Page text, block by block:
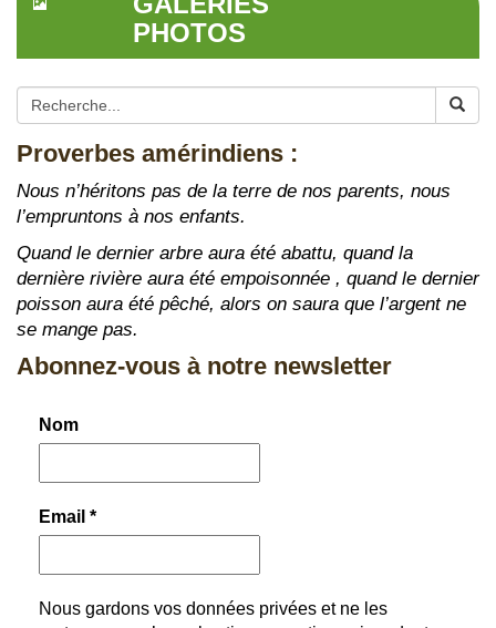
PHOTOS
Proverbes amérindiens :
Nous n’héritons pas de la terre de nos parents, nous
l’empruntons à nos enfants.
Quand le dernier arbre aura été abattu, quand la
dernière rivière aura été empoisonnée , quand le dernier
poisson aura été pêché, alors on saura que l’argent ne
se mange pas.
Abonnez-vous à notre newsletter
Nom
Email *
Nous gardons vos données privées et ne les